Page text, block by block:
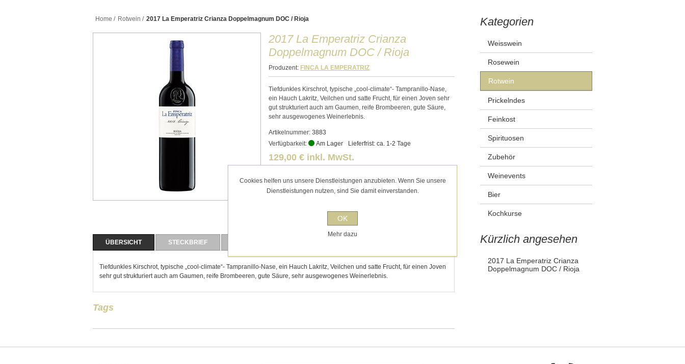
Home / Rotwein / 2017 La Emperatriz Crianza Doppelmagnum DOC / Rioja
2017 La Emperatriz Crianza
Doppelmagnum DOC / Rioja
Produzent: FINCA LA EMPERATRIZ
Tiefdunkles Kirschrot, typische „cool-climate“- Tampranillo-Nase,
ein Hauch Lakritz, Veilchen und satte Frucht, für einen Joven sehr
gut strukturiert auch am Gaumen, reife Brombeeren, gute Säure,
sehr ausgewogenes Weinerlebnis.
Artikelnummer: 3883
Verfügbarkeit:
Am Lager Lieferfrist: ca. 1-2 Tage
129,00 € inkl. MwSt.
für 3l entspricht 43,00 € pro 1 l
ÜBERSICHT STECKBRIEF
Tiefdunkles Kirschrot, typische „cool-climate“- Tampranillo-Nase, ein Hauch Lakritz, Veilchen und satte Frucht, für einen Joven
sehr gut strukturiert auch am Gaumen, reife Brombeeren, gute Säure, sehr ausgewogenes Weinerlebnis.
Tags
Kategorien
Weisswein
Rosewein
Rotwein
Prickelndes
Feinkost
Spirituosen
Zubehör
Weinevents
Bier
Kochkurse
Kürzlich angesehen
2017 La Emperatriz Crianza
Doppelmagnum DOC / Rioja
Cookies helfen uns unsere Dienstleistungen anzubieten. Wenn Sie unsere
Dienstleistungen nutzen, sind Sie damit einverstanden.
OK
Mehr dazu